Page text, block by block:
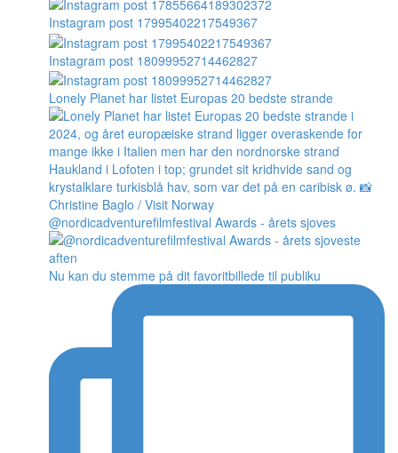
Instagram post 17995402217549367
Instagram post 18099952714462827
Lonely Planet har listet Europas 20 bedste strande
@nordicadventurefilmfestival Awards - årets sjoves
Nu kan du stemme på dit favoritbillede til publiku